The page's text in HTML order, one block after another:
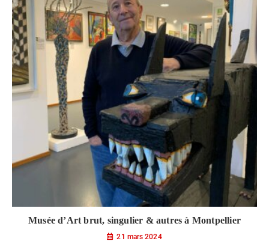
Musée d’Art brut, singulier & autres à Montpellier
21 mars 2024